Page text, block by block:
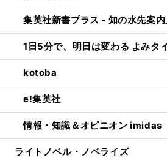
集英社新書プラス - 知の水先案内
1日5分で、明日は変わる よみタ
kotoba
e!集英社
情報・知識＆オピニオン imidas
ライトノベル・ノベライズ